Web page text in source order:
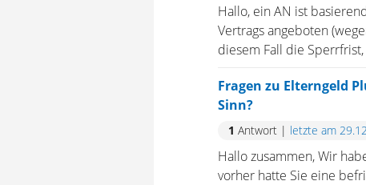
Hallo, ein AN ist
Vertrags angeboten
diesem Fall die
Fragen zu Elterngeld
Sinn?
1 Antwort | letzte am
Hallo zusammen, Wir
vorher hatte Sie eine